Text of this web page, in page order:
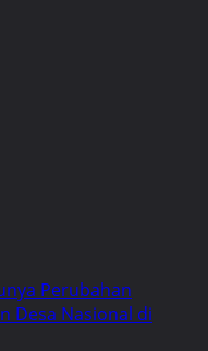
Perubahan
Desa Nasional di